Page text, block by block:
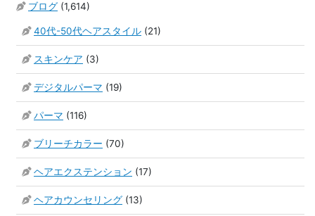
ブログ (1,614)
40代-50代ヘアスタイル (21)
スキンケア (3)
デジタルパーマ (19)
パーマ (116)
ブリーチカラー (70)
ヘアエクステンション (17)
ヘアカウンセリング (13)